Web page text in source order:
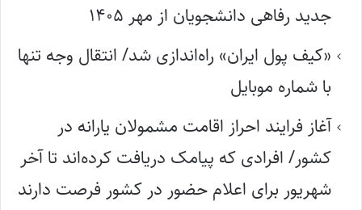
جدید رفاهی دانشجویان از مهر ۱۴۰۵
«کیف پول ایران» راه‌اندازی شد/ انتقال وجه تنها
با شماره موبایل
آغاز فرایند احراز اقامت مشمولان یارانه در
کشور/ افرادی که پیامک دریافت کرده‌اند تا آخر
شهریور برای اعلام حضور در کشور فرصت دارند